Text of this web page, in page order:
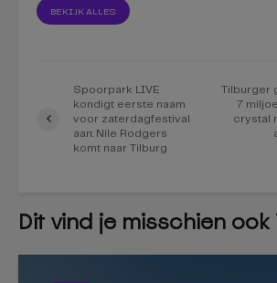
BEKIJK ALLES
Spoorpark LIVE
kondigt eerste naam
voor zaterdagfestival
aan: Nile Rodgers
komt naar Tilburg
Tilburger
7
crystal
Dit vind je misschien